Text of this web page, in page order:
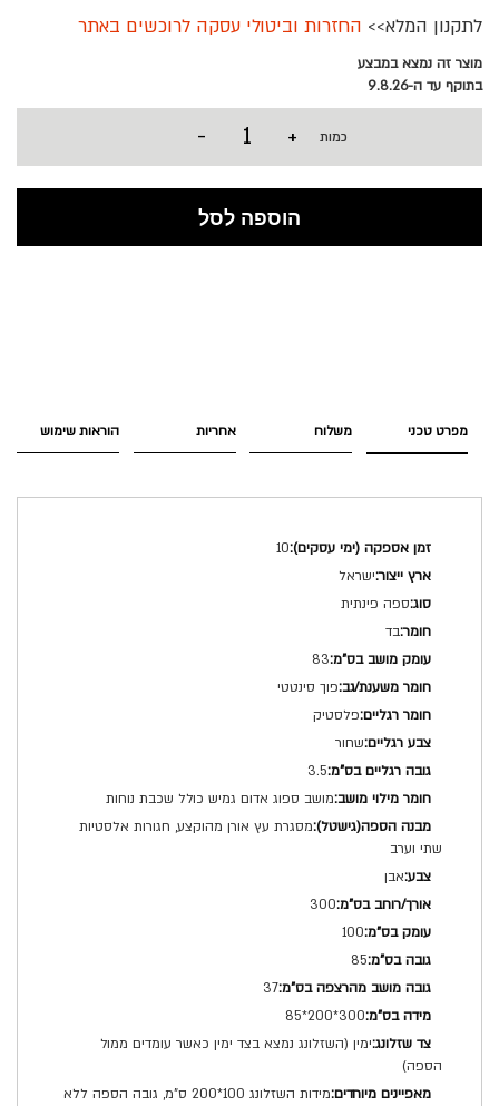
לתקנון המלא>> החזרות וביטולי עסקה לרוכשים באתר
מוצר זה נמצא במבצע
בתוקף עד ה-9.8.26
כמות +
-
הוספה לסל
מפרט טכני
מפרט
טכני
10
ישראל
ספה פינתית
בד
83
פוך סינטטי
פלסטיק
שחור
3.5
מושב ספוג אדום גמיש כולל שכבת נוחות
מסגרת עץ אורן מהוקצע, חגורות אלסטיות
שתי וערב
אבן
300
100
85
37
300*200*85
ימין (השזלונג נמצא בצד ימין כאשר עומדים ממול
הספה)
מידות השזלונג 100*200 ס"מ, גובה הספה ללא
משלוח אחריות הוראות שימוש